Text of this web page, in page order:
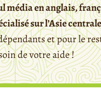
média en anglais,
sur l’Asie
et pour le
de votre aide !